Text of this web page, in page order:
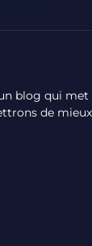
blog qui met
de